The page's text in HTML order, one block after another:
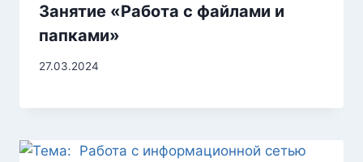
Занятие «Работа с файлами и
папками»
27.03.2024